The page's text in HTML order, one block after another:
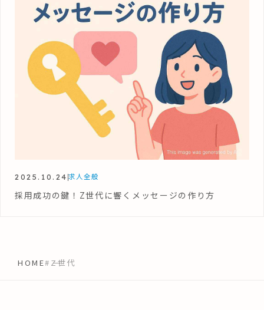
2025.10.24 求人全般
採用成功の鍵！Z世代に響くメッセージの作り方
HOME#Z世代